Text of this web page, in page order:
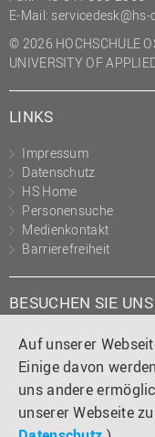
Auf unserer
Einige davon
uns andere
unserer Webseite
E-Mail:
© 2026 HOCHSCHULE
UNIVERSITY OF
LINKS
Impressum
Datenschutz
HS Home
Personensuche
Medienkontakt
Barrierefreiheit
BESUCHEN SIE UNS
Instagram
Tiktok